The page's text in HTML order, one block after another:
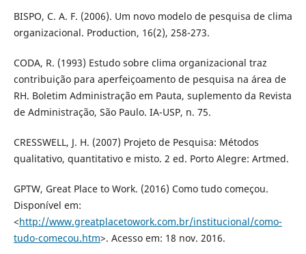
BISPO, C. A. F. (2006). Um novo modelo de pesquisa de clima
organizacional. Production, 16(2), 258-273.
CODA, R. (1993) Estudo sobre clima organizacional traz
contribuição para aperfeiçoamento de pesquisa na área de
RH. Boletim Administração em Pauta, suplemento da Revista
de Administração, São Paulo. IA-USP, n. 75.
CRESSWELL, J. H. (2007) Projeto de Pesquisa: Métodos
qualitativo, quantitativo e misto. 2 ed. Porto Alegre: Artmed.
GPTW, Great Place to Work. (2016) Como tudo começou.
Disponível em:
<http://www.greatplacetowork.com.br/institucional/como-
tudo-comecou.htm>. Acesso em: 18 nov. 2016.